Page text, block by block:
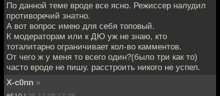
По данной теме вроде все ясно. Режиссер налудил
противоречий знатно.
А вот вопрос имею для себя топовый.
К модераторам или к ДЮ уж не знаю, кто
тоталитарно ограничивает кол-во камментов.
От чего ж у меня то всего один?(было три как то)
часто вроде не пишу. расстроить никого не успел.
X-c0nn »